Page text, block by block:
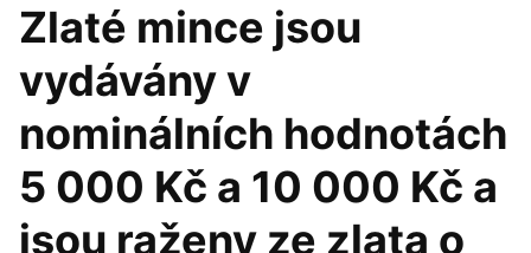
Zlaté mince jsou
vydávány v
nominálních hodnotách
5 000 Kč a 10 000 Kč a
jsou raženy ze zlata o